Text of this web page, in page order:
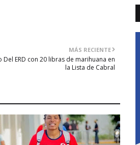
MÁS RECIENTE
ERD con 20 libras de marihuana en
la Lista de Cabral